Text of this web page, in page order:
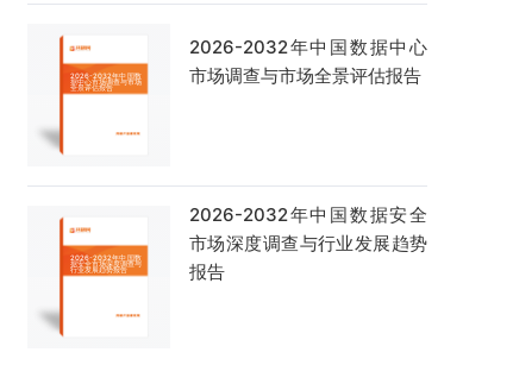
2026-2032年中国数据中心
市场调查与市场全景评估报告
2026-2032年中国数据安全
市场深度调查与行业发展趋势
报告